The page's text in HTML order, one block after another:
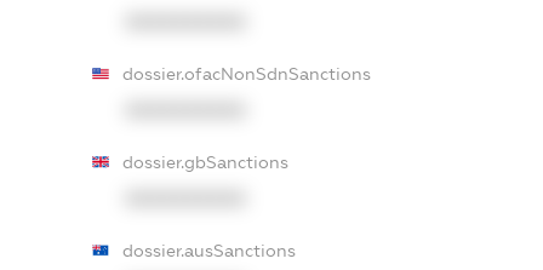
dossier.ofacNonSdnSanctions
dossier.gbSanctions
dossier.ausSanctions